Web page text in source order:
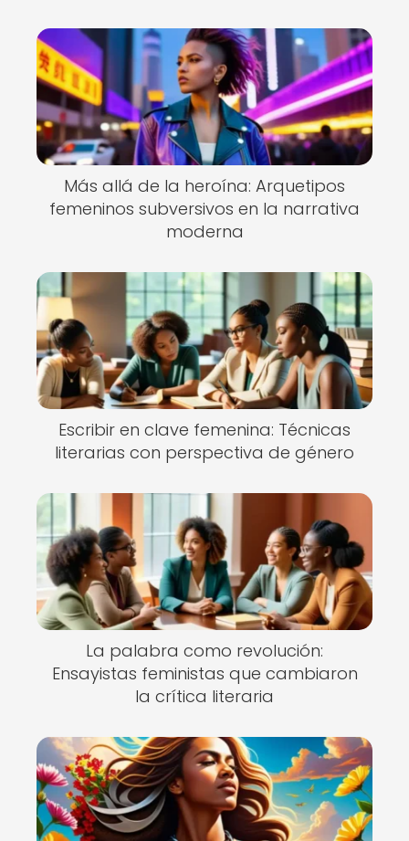
Más allá de la heroína: Arquetipos
femeninos subversivos en la narrativa
moderna
Escribir en clave femenina: Técnicas
literarias con perspectiva de género
La palabra como revolución:
Ensayistas feministas que cambiaron
la crítica literaria